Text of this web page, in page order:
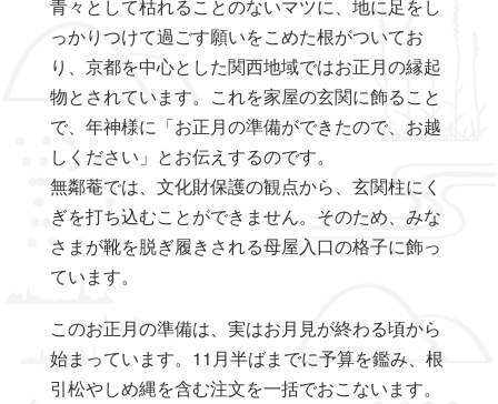
青々として枯れることのないマツに、地に足をし
っかりつけて過ごす願いをこめた根がついてお
り、京都を中心とした関西地域ではお正月の縁起
物とされています。これを家屋の玄関に飾ること
で、年神様に「お正月の準備ができたので、お越
しください」とお伝えするのです。
無鄰菴では、文化財保護の観点から、玄関柱にく
ぎを打ち込むことができません。そのため、みな
さまが靴を脱ぎ履きされる母屋入口の格子に飾っ
ています。
このお正月の準備は、実はお月見が終わる頃から
始まっています。11月半ばまでに予算を鑑み、根
引松やしめ縄を含む注文を一括でおこないます。